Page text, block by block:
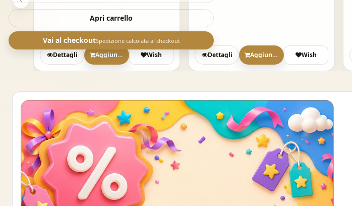
Apri carrello
Vai al checkoutSpedizione calcolata al checkout
Dettagli Aggiungi Wish Dettagli Aggiungi Wish